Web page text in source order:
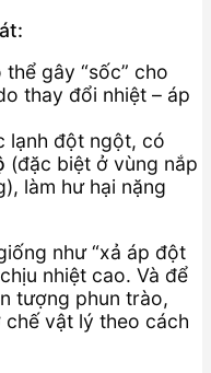
gây “sốc” cho
thay đổi nhiệt – áp
lạnh đột ngột, có
(đặc biệt ở vùng nắp
làm hư hại nặng
như “xả áp đột
nhiệt cao. Và để
tượng phun trào,
vật lý theo cách